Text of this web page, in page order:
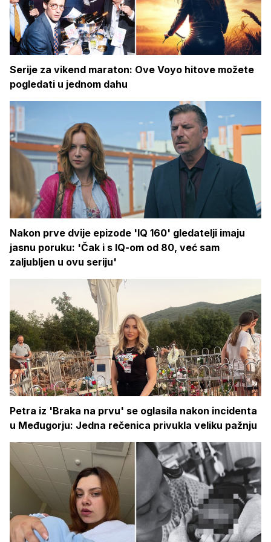
Serije za vikend maraton: Ove Voyo hitove možete
pogledati u jednom dahu
Nakon prve dvije epizode 'IQ 160' gledatelji imaju
jasnu poruku: 'Čak i s IQ-om od 80, već sam
zaljubljen u ovu seriju'
Petra iz 'Braka na prvu' se oglasila nakon incidenta
u Međugorju: Jedna rečenica privukla veliku pažnju